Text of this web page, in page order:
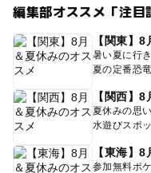
編集部オススメ「注目
【関東】
暑い夏に行
夏の定番恐
【関西】
夏休みの思
水遊びスポ
【東海】
参加無料ポ